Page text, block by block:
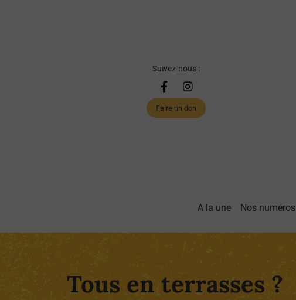
Suivez-nous :
Faire un don
A la une Nos numéros
Tous en terrasses ?